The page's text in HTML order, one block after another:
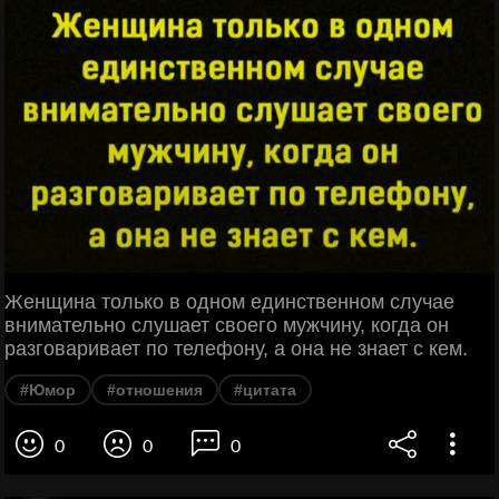
Женщина только в одном единственном случае
внимательно слушает своего мужчину, когда он
разговаривает по телефону, а она не знает с кем.
#Юмор #отношения #цитата
0 0 0